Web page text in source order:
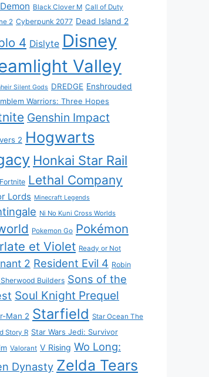
Black Clover M Call of Duty
2 Cyberpunk 2077 Dead Island 2
4 Dislyte Disney
Valley
Silent Gods DREDGE Enshrouded
Warriors: Three Hopes
Genshin Impact
2 Hogwarts
Honkai Star Rail
Lethal Company
Lords Minecraft Legends
Ni No Kuni Cross Worlds
Pokemon Go Pokémon
et Violet Ready or Not
2 Resident Evil 4 Robin
Builders Sons of the
Soul Knight Prequel
Man 2 Starfield Star Ocean The
Story R Star Wars Jedi: Survivor
Valorant V Rising Wo Long:
Dynasty Zelda Tears